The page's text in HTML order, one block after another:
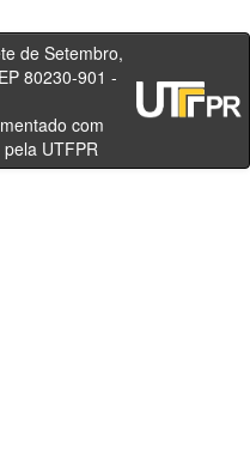
80230-901 -
- Brasil
com
UTFPR